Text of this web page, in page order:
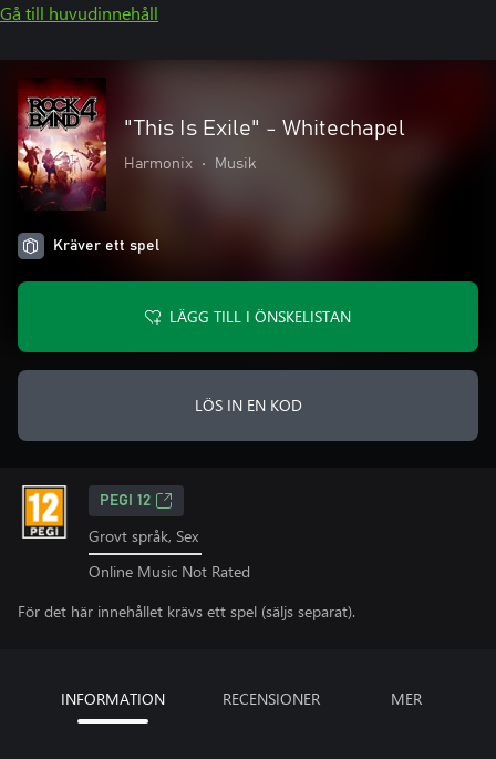
Gå till huvudinnehåll
"This Is Exile" - Whitechapel
Harmonix • Musik
Kräver ett spel
LÄGG TILL I ÖNSKELISTAN
LÖS IN EN KOD
PEGI 12
Grovt språk, Sex
Online Music Not Rated
För det här innehållet krävs ett spel (säljs separat).
INFORMATION RECENSIONER MER